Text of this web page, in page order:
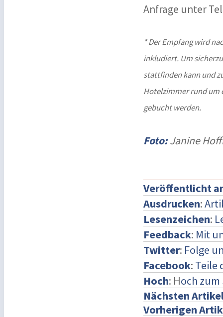
Anfrage unter
* Der Empfang wird
inkludiert. Um
stattfinden kann und
Hotelzimmer rund um
gebucht werden.
Foto:Janine
Veröffentlicht
Ausdrucken:
Lesenzeichen:
Feedback: Mit
Twitter: Folge
Facebook: Teile
Hoch: Hoch
Nächsten
Vorherigen